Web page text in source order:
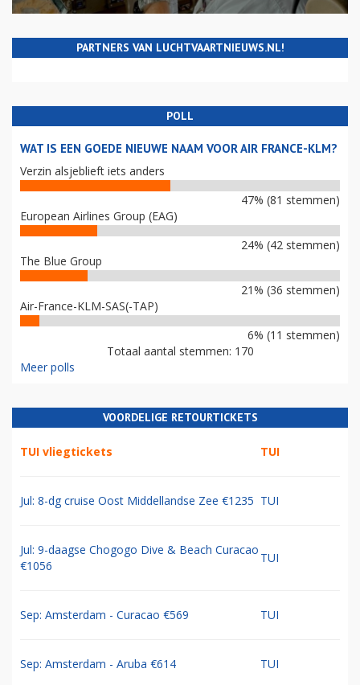
PARTNERS VAN LUCHTVAARTNIEUWS.NL!
POLL
WAT IS EEN GOEDE NIEUWE NAAM VOOR AIR FRANCE-KLM?
Verzin alsjeblieft iets anders
47% (81 stemmen)
European Airlines Group (EAG)
24% (42 stemmen)
The Blue Group
21% (36 stemmen)
Air-France-KLM-SAS(-TAP)
6% (11 stemmen)
Totaal aantal stemmen: 170
Meer polls
VOORDELIGE RETOURTICKETS
TUI vliegtickets TUI
Jul: 8-dg cruise Oost Middellandse Zee €1235 TUI
Jul: 9-daagse Chogogo Dive & Beach Curacao
€1056
TUI
Sep: Amsterdam - Curacao €569 TUI
Sep: Amsterdam - Aruba €614 TUI